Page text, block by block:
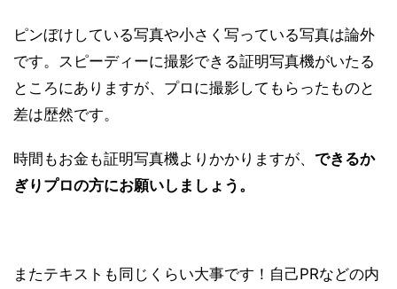
ピンぼけしている写真や小さく写っている写真は論外
です。 スピーディーに撮影できる証明写真機がいたる
ところにありますが、プロに撮影してもらったものと
差は歴然です。
時間もお金も証明写真機よりかかりますが、 できるか
ぎりプロの方にお願いしましょう。
またテキストも同じくらい大事です！自己PRなどの内